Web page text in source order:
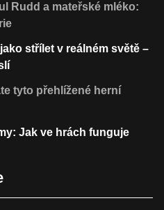
Rudd a mateřské mléko:
střílet v reálném světě –
tyto přehlížené herní
Jak ve hrách funguje